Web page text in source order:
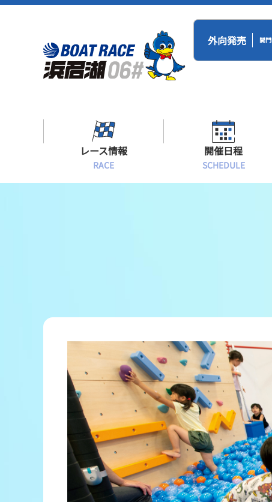
外向発売 開
レース情報
RACE
モーター抽選結果・前検タイムランキング
企画レース
得点率ランキング
開催日程
SCHEDULE